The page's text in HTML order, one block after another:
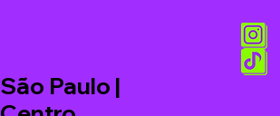
São Paulo |